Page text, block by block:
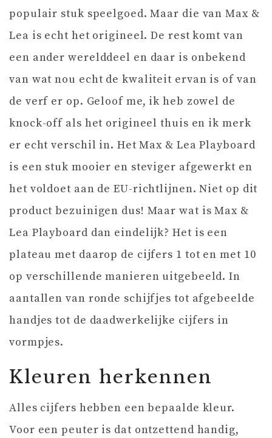
populair stuk speelgoed. Maar die van Max &
Lea is echt het origineel. De rest komt van
een ander werelddeel en daar is onbekend
van wat nou echt de kwaliteit ervan is of van
de verf er op. Geloof me, ik heb zowel de
knock-off als het origineel thuis en ik merk
er echt verschil in. Het Max & Lea Playboard
is een stuk mooier en steviger afgewerkt en
het voldoet aan de EU-richtlijnen. Niet op dit
product bezuinigen dus! Maar wat is Max &
Lea Playboard dan eindelijk? Het is een
plateau met daarop de cijfers 1 tot en met 10
op verschillende manieren uitgebeeld. In
aantallen van ronde schijfjes tot afgebeelde
handjes tot de daadwerkelijke cijfers in
vormpjes.
Kleuren herkennen
Alles cijfers hebben een bepaalde kleur.
Voor een peuter is dat ontzettend handig,